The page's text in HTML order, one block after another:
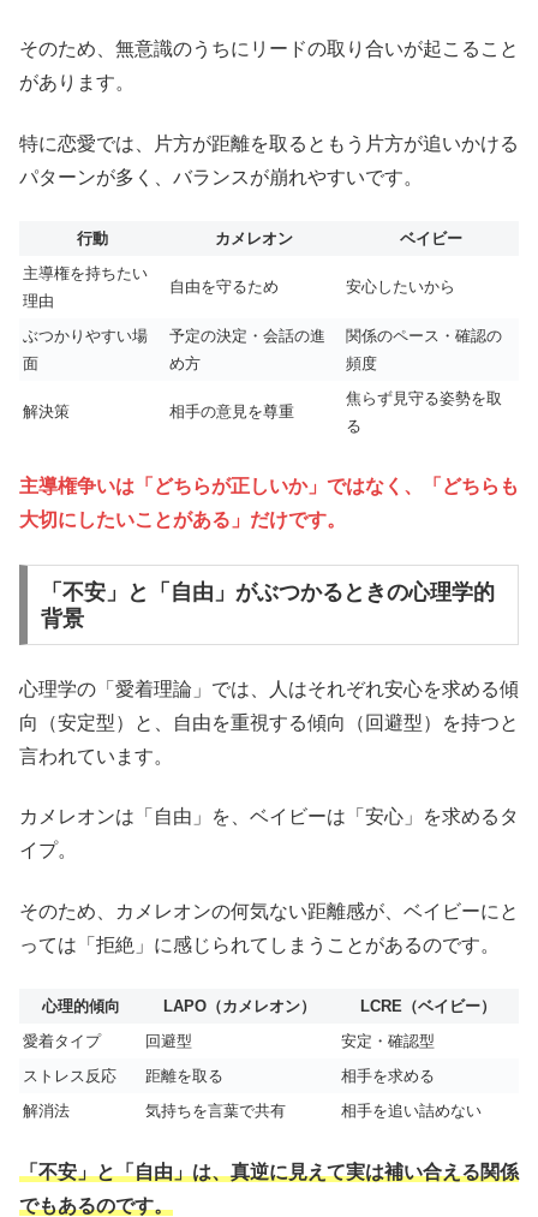
そのため、無意識のうちにリードの取り合いが起こること
があります。
特に恋愛では、片方が距離を取るともう片方が追いかける
パターンが多く、バランスが崩れやすいです。
行動 カメレオン
ベイビー
主導権を持ちたい
理由
自由を守るため 安心したいから
ぶつかりやすい場
面
予定の決定・会話の進
め方
関係のペース・確認の
頻度
解決策 相手の意見を尊重
焦らず見守る姿勢を取
る
主導権争いは「どちらが正しいか」ではなく、「どちらも
大切にしたいことがある」だけです。
「不安」と「自由」がぶつかるときの心理学的
背景
心理学の「愛着理論」では、人はそれぞれ安心を求める傾
向（安定型）と、自由を重視する傾向（回避型）を持つと
言われています。
カメレオンは「自由」を、ベイビーは「安心」を求めるタ
イプ。
そのため、カメレオンの何気ない距離感が、ベイビーにと
っては「拒絶」に感じられてしまうことがあるのです。
心理的傾向 LAPO（カメレオン）
LCRE（ベイビー）
愛着タイプ
回避型
安定・確認型
ストレス反応
距離を取る
相手を求める
解消法
気持ちを言葉で共有 相手を追い詰めない
「不安」と「自由」は、真逆に見えて実は補い合える関係
でもあるのです。